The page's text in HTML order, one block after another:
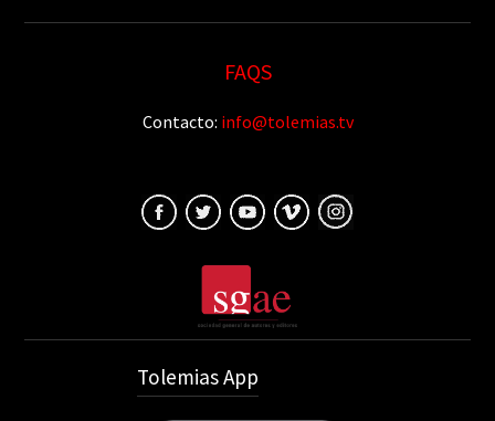
FAQS
Contacto: info@tolemias.tv
Tolemias App